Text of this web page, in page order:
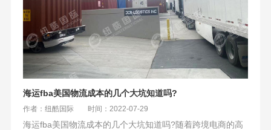
海运fba美国物流成本的几个大坑知道吗?
作者：纽酷国际 时间：2022-07-29
海运fba美国物流成本的几个大坑知道吗?随着跨境电商的高